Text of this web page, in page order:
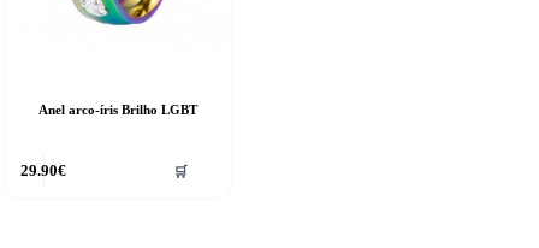
Anel arco-íris Brilho LGBT
29.90€ 🛒